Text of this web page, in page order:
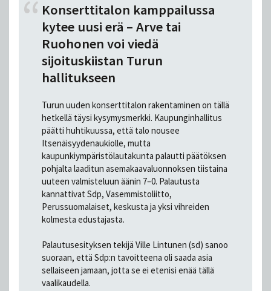
Konserttitalon kamppailussa
kytee uusi erä – Arve tai
Ruohonen voi viedä
sijoituskiistan Turun
hallitukseen
Turun uuden konserttitalon rakentaminen on tällä
hetkellä täysi kysymysmerkki. Kaupunginhallitus
päätti huhtikuussa, että talo nousee
Itsenäisyydenaukiolle, mutta
kaupunkiympäristölautakunta palautti päätöksen
pohjalta laaditun asemakaavaluonnoksen tiistaina
uuteen valmisteluun äänin 7–0. Palautusta
kannattivat Sdp, Vasemmistoliitto,
Perussuomalaiset, keskusta ja yksi vihreiden
kolmesta edustajasta.
Palautusesityksen tekijä Ville Lintunen (sd) sanoo
suoraan, että Sdp:n tavoitteena oli saada asia
sellaiseen jamaan, jotta se ei etenisi enää tällä
vaalikaudella.